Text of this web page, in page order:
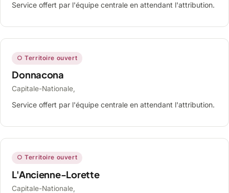
Service offert par l'équipe centrale en attendant l'attribution.
○ Territoire ouvert
Donnacona
Capitale-Nationale,
Service offert par l'équipe centrale en attendant l'attribution.
○ Territoire ouvert
L'Ancienne-Lorette
Capitale-Nationale,